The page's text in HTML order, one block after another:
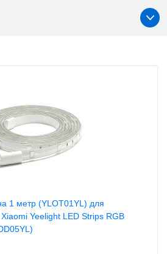
1 метр (YLOT01YL) для
Yeelight LED Strips RGB